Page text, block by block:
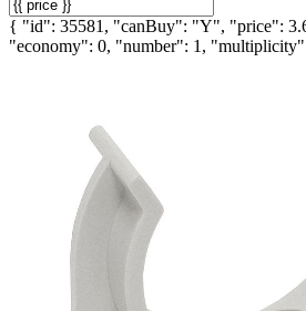
{ "id": 35581, "canBuy": "Y", "price":
"economy": 0, "number": 1,